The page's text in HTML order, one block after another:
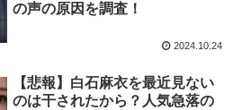
の声の原因を調査！
2024.10.24
【悲報】白石麻衣を最近見ない
のは干されたから？人気急落の